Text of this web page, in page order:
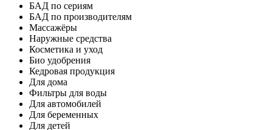
БАД по сериям
БАД по производителям
Массажёры
Наружные средства
Косметика и уход
Био удобрения
Кедровая продукция
Для дома
Фильтры для воды
Для автомобилей
Для беременных
Для детей